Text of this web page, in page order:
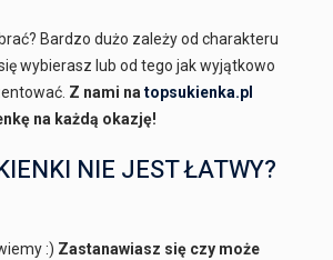
Bardzo dużo zależy od charakteru
wybierasz lub od tego jak wyjątkowo
Z nami natopsukienka.pl
na każdą okazję!
NIE JEST ŁATWY?
:) Zastanawiasz się czy może